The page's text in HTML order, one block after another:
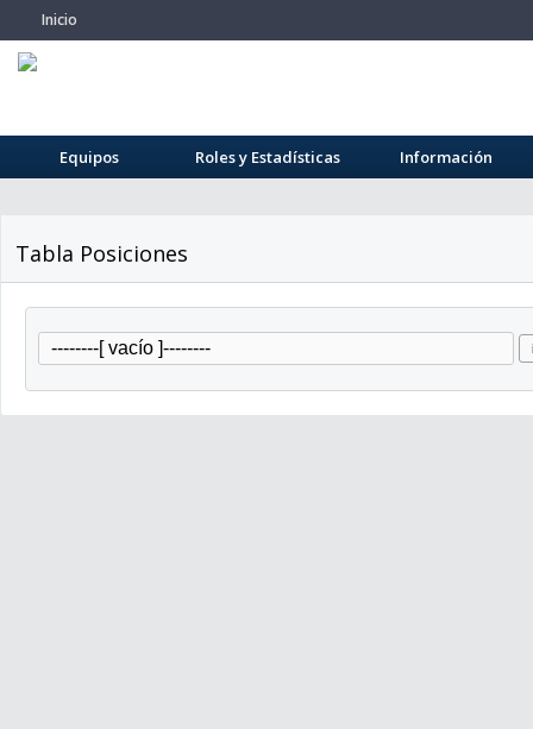
Inicio
Equipos Roles y Estadísticas Información
Tabla Posiciones